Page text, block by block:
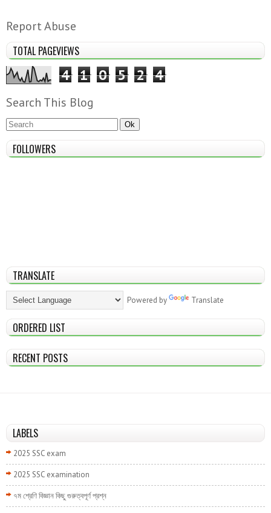
Report Abuse
TOTAL PAGEVIEWS
4 1 0 5 2 4
Search This Blog
FOLLOWERS
TRANSLATE
Powered by Translate
ORDERED LIST
RECENT POSTS
LABELS
2025 SSC exam
2025 SSC examination
৭ম শ্রেণি বিজ্ঞান কিছু গুরুত্বপূর্ণ প্রশ্ন